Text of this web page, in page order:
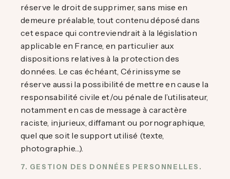
réserve le droit de supprimer, sans mise en
demeure préalable, tout contenu déposé dans
cet espace qui contreviendrait à la législation
applicable en France, en particulier aux
dispositions relatives à la protection des
données. Le cas échéant, Cérinissyme se
réserve aussi la possibilité de mettre en cause la
responsabilité civile et/ou pénale de l’utilisateur,
notamment en cas de message à caractère
raciste, injurieux, diffamant ou pornographique,
quel que soit le support utilisé (texte,
photographie…).
7. GESTION DES DONNÉES PERSONNELLES.